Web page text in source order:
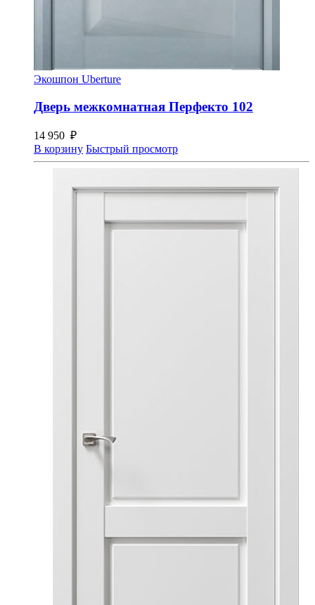
Экошпон Uberture
Дверь межкомнатная Перфекто 102
14 950 ₽
В корзину Быстрый просмотр